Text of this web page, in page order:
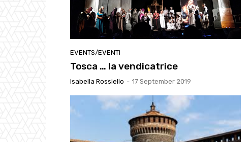
EVENTS/EVENTI
Tosca … la vendicatrice
Isabella Rossiello - 17 September 2019